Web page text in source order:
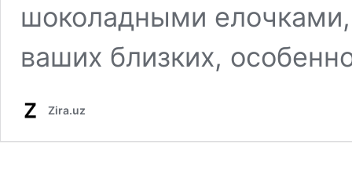
шоколадными елочками,
ваших близких,
Zira.uz